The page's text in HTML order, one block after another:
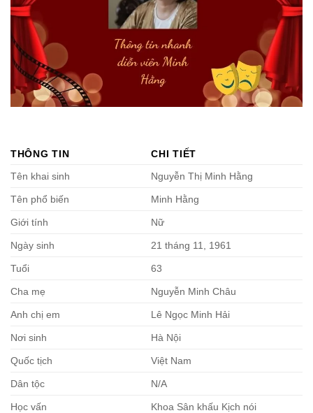
THÔNG TIN
CHI TIẾT
Tên khai sinh
Nguyễn Thị Minh Hằng
Tên phổ biến Minh Hằng
Giới tính Nữ
Ngày sinh 21 tháng 11, 1961
Tuổi 63
Cha mẹ Nguyễn Minh Châu
Anh chị em Lê Ngọc Minh Hải
Nơi sinh Hà Nội
Quốc tịch Việt Nam
Dân tộc N/A
Học vấn Khoa Sân khấu Kịch nói